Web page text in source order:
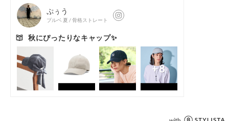
エルブレス ヴィクトリア ビクトリア Victoria L-Breath トレ
ッキング小物 アクセサリー 帽子 Men's Mens メンズ めんず
男性 アウトドア レジャー ハイキング ぼうし 日よけ 紫外線対
策 UV対策 熱中症対策 Colombia_2025FW_newcollection 25
chr_hiker cler25_clm 26ss_clrs 26ss_clrnc